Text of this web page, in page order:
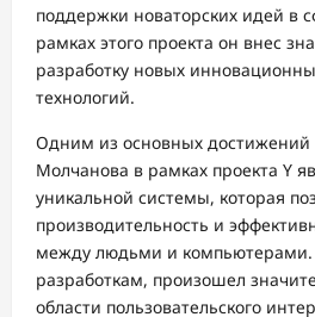
поддержки новаторских идей в
рамках этого проекта он внес
разработку новых
технологий.
Одним из основных
Молчанова в рамках проекта Y
уникальной системы, которая
производительность и
между людьми и компьютерами.
разработкам, произошел
области пользовательского